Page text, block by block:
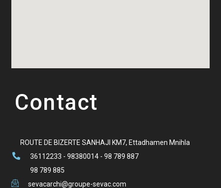
Contact
ROUTE DE BIZERTE SANHAJI KM7, Ettadhamen Mnihla
36112233 - 98380014 - 98 789 887
98 789 885
sevacarchi@groupe-sevac.com